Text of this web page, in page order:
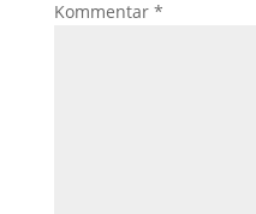
Kommentar *